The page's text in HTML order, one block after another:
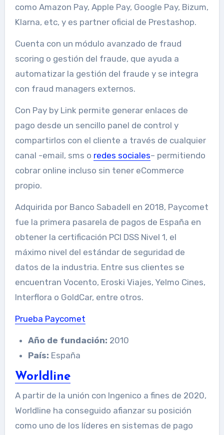
como Amazon Pay, Apple Pay, Google Pay, Bizum,
Klarna, etc, y es partner oficial de Prestashop.
Cuenta con un módulo avanzado de fraud
scoring o gestión del fraude, que ayuda a
automatizar la gestión del fraude y se integra
con fraud managers externos.
Con Pay by Link permite generar enlaces de
pago desde un sencillo panel de control y
compartirlos con el cliente a través de cualquier
canal -email, sms o redes sociales– permitiendo
cobrar online incluso sin tener eCommerce
propio.
Adquirida por Banco Sabadell en 2018, Paycomet
fue la primera pasarela de pagos de España en
obtener la certificación PCI DSS Nivel 1, el
máximo nivel del estándar de seguridad de
datos de la industria. Entre sus clientes se
encuentran Vocento, Eroski Viajes, Yelmo Cines,
Interflora o GoldCar, entre otros.
Prueba Paycomet
Año de fundación: 2010
País: España
Worldline
A partir de la unión con Ingenico a fines de 2020,
Worldline ha conseguido afianzar su posición
como uno de los líderes en sistemas de pago